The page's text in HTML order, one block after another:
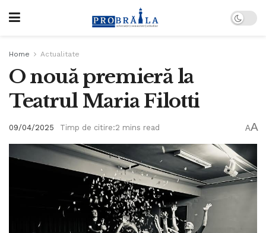
Home Actualitate
O nouă premieră la
Teatrul Maria Filotti
09/04/2025 Timp de citire:2 mins read AA